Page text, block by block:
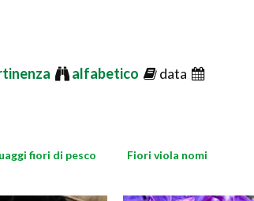
alfabetico data
fiori di pesco Fiori viola nomi